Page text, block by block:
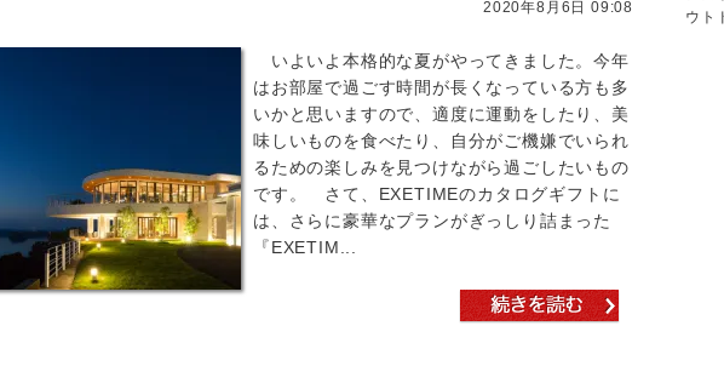
2020年8月6日 09:08
いよいよ本格的な夏がやってきました。今年
はお部屋で過ごす時間が長くなっている方も多
いかと思いますので、適度に運動をしたり、美
味しいものを食べたり、自分がご機嫌でいられ
るための楽しみを見つけながら過ごしたいもの
です。 さて、EXETIMEのカタログギフトに
は、さらに豪華なプランがぎっしり詰まった
『EXETIM...
ウト